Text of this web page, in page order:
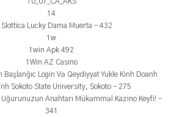
14
Slottica Lucky Dama Muerta – 432
1w
1win Apk 492
1Win AZ Casino
Login Və Qeydiyyat Yukle Kinh Doanh
Sokoto State University, Sokoto – 275
Uğurunuzun Anahtarı Mükəmməl Kazino Keyfi! –
341